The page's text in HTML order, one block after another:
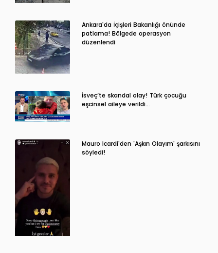
Ankara'da İçişleri Bakanlığı önünde
patlama! Bölgede operasyon
düzenlendi
İsveç’te skandal olay! Türk çocuğu
eşcinsel aileye verildi…
Mauro Icardi'den 'Aşkın Olayım' şarkısını
söyledi!